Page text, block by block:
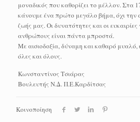
μοναδικός που καθορίζει το μέλλον. Στα
κάνουμε ένα πρώτο μεγάλο βήμα, όχι την
ζωής μας. Οι δυνατότητες και οι ευκαιρίες
ανθρώπους είναι πάντα μπροστά.
Με αισιοδοξία, δύναμη και καθαρό μυαλό,
όλες και όλους.
Κωνσταντίνος Τσιάρας
Βουλευτής Ν.Δ. Π.Ε.Καρδίτσας
Κοινοποίηση